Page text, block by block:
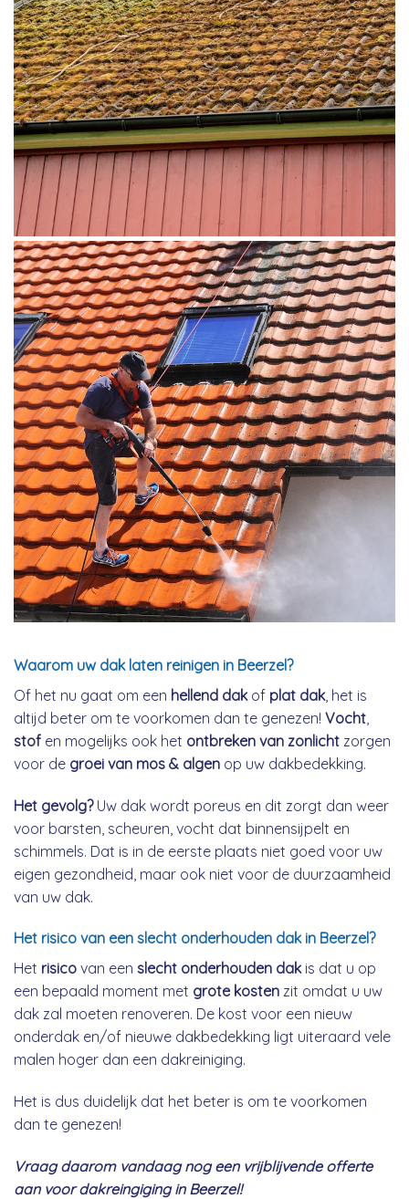
Waarom uw dak laten reinigen in Beerzel?
Of het nu gaat om een hellend dakof plat dak, het is
altijd beter om te voorkomen dan te genezen! Vocht
stof en mogelijks ook het ontbreken van zonlicht zorgen
voor de groei van mos & algen op uw dakbedekking.
Het gevolg?Uw dak wordt poreus en dit zorgt dan weer
voor barsten, scheuren, vocht dat binnensijpelt en
schimmels. Dat is in de eerste plaats niet goed voor uw
eigen gezondheid, maar ook niet voor de duurzaamheid
van uw dak.
Het risico van een slecht onderhouden dak in Beerzel?
Het risico van een slecht onderhouden dakis dat u op
een bepaald moment met grote kosten zit omdat u uw
dak zal moeten renoveren. De kost voor een nieuw
onderdak en/of nieuwe dakbedekking ligt uiteraard vele
malen hoger dan een dakreiniging.
Het is dus duidelijk dat het beter is om te voorkomen
dan te genezen!
Vraag daarom vandaag nog een vrijblijvende offerte
aan voor dakreingiging in Beerzel!